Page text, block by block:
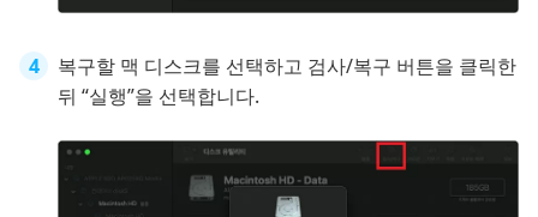
복구할 맥 디스크를 선택하고 검사/복구 버튼을 클릭한
뒤 “실행”을 선택합니다.